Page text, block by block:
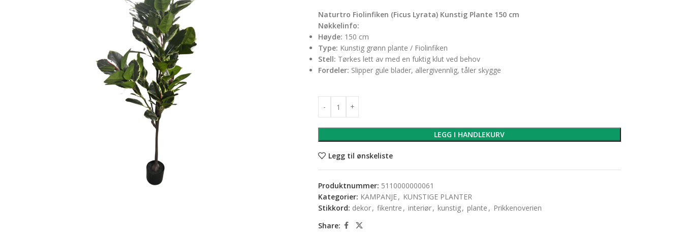
Naturtro Fiolinfiken (Ficus Lyrata) Kunstig Plante 150 cm
Nøkkelinfo:
Høyde: 150 cm
Type: Kunstig grønn plante / Fiolinfiken
Stell: Tørkes lett av med en fuktig klut ved behov
Fordeler: Slipper gule blader, allergivennlig, tåler skygge
LEGG I HANDLEKURV
Legg til ønskeliste
Produktnummer: 5110000000061
Kategorier: KAMPANJE, KUNSTIGE PLANTER
Stikkord: dekor, fikentre , interiør, kunstig, plante , Prikkenoverien
Share: